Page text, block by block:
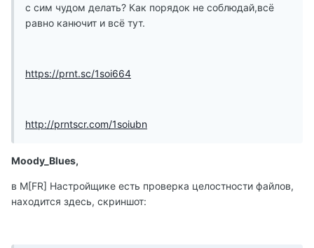
с сим чудом делать? Как порядок не соблюдай,всё
равно канючит и всё тут.
https://prnt.sc/1soi664
http://prntscr.com/1soiubn
Moody_Blues,
в M[FR] Настройщике есть проверка целостности файлов,
находится здесь, скриншот: